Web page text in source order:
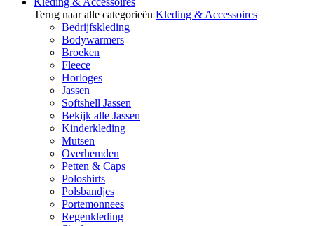
Terug naar alle categorieën Kleding & Accessoires
Bedrijfskleding
Bodywarmers
Broeken
Fleece
Horloges
Jassen
Softshell Jassen
Bekijk alle Jassen
Kinderkleding
Mutsen
Overhemden
Petten & Caps
Poloshirts
Polsbandjes
Portemonnees
Regenkleding